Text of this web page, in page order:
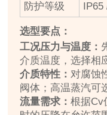
防护等级
选型要点：
工况压力与温度：
介质温度，选择相
介质特性：对腐蚀
阀体；高温蒸汽可
流量需求：根据Cv